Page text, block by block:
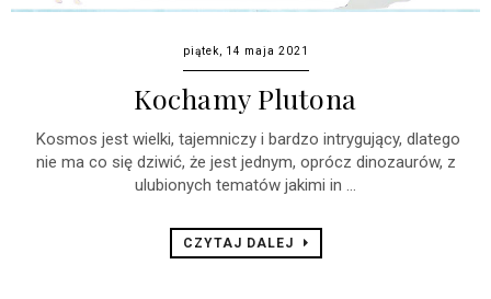
piątek, 14 maja 2021
Kochamy Plutona
Kosmos jest wielki, tajemniczy i bardzo intrygujący, dlatego
nie ma co się dziwić, że jest jednym, oprócz dinozaurów, z
ulubionych tematów jakimi in ...
CZYTAJ DALEJ